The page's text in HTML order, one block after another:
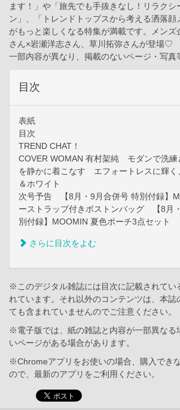
ます！」や「旅先でも手抜きなし！リラクシ
ン」、「トレンドトップスから考える洒落
がもっと楽しくなる特集が満載です。メンズ
さん×岩瀬洋志さん、草川拓弥さんが登場
一部内容が異なり、掲載のないページ・写真
目次
表紙
目次
TREND CHAT！
COVER WOMAN 有村架純 モダンで洗練
を静かに着こなす エフォートレスに輝く
＆ホワイト
次号予告 【8月・9月合併号 特別付録】
ーストラップ付きボストンバッグ 【8月
別付録】MOOMIN 夏色ポーチ3点セット
さらに目次をよむ
※このデジタル雑誌には目次に記載されてい
れています。それ以外のコンテンツは、本誌
ても含まれていませんのでご注意ください。
※電子版では、紙の雑誌と内容が一部異なる
いページがある場合があります。
※Chromeアプリをお使いの場合、購入でき
ので、最新のアプリをご利用ください。